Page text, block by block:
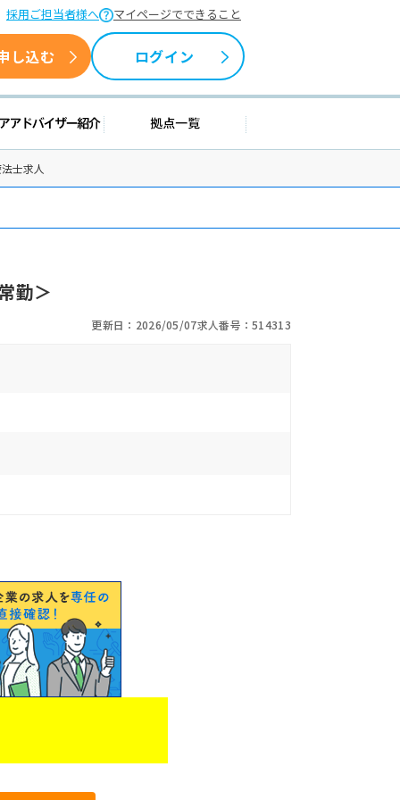
採用ご担当者様へ マイページでできること
し込む ログイン
情報 キャリアアドバイザー紹介拠点一覧
士求人
勤＞
更新日：2026/05/07求人番号：514313